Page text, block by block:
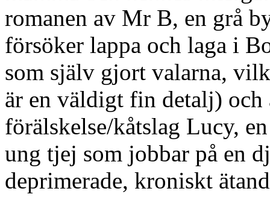
romanen av Mr B, en grå
försöker lappa och laga i
som själv gjort valarna,
är en väldigt fin detalj) och
förälskelse/kåtslag Lucy,
ung tjej som jobbar på en
deprimerade, kroniskt